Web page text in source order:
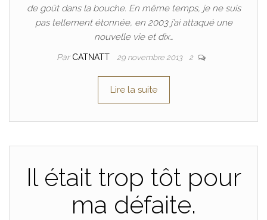
de goût dans la bouche. En même temps, je ne suis
pas tellement étonnée, en 2003 j’ai attaqué une
nouvelle vie et dix…
Par CATNATT 29 novembre 2013 2
Lire la suite
Il était trop tôt pour
ma défaite.